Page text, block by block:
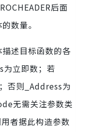
后面
数量。
描述目标函数的各
立即数；若
否则_Address为
无需关注参数类
者据此构造参数